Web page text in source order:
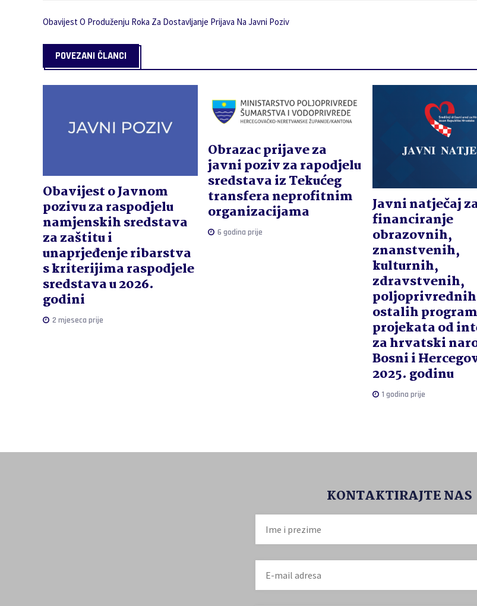
Obavijest O Produženju Roka Za Dostavljanje Prijava Na Javni Poziv
POVEZANI ČLANCI
Obavijest o Javnom
pozivu za raspodjelu
namjenskih sredstava
za zaštitu i
unaprjeđenje ribarstva
s kriterijima raspodjele
sredstava u 2026.
godini
2 mjeseca prije
Obrazac prijave za
javni poziv za rapodjelu
sredstava iz Tekućeg
transfera neprofitnim
organizacijama
6 godina prije
Javni natječaj
financiranje
obrazovnih,
znanstvenih,
kulturnih,
zdravstvenih,
ostalih
projekata od
za hrvatski
Bosni i
2025. godinu
1 godina prije
KONTAKTIRAJTE NAS